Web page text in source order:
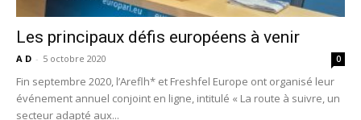
Les principaux défis européens à venir
A D - 5 octobre 2020 0
Fin septembre 2020, l’Areflh* et Freshfel Europe ont organisé leur
événement annuel conjoint en ligne, intitulé « La route à suivre, un
secteur adapté aux...